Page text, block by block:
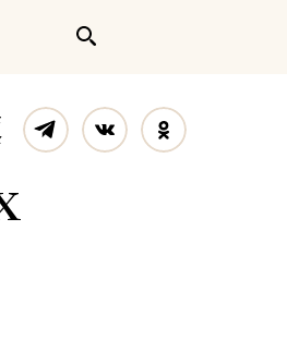
ТелеграмВконтакте